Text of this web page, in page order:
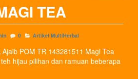
TEA
0 Artikel MultiHerbal
POM TR 143281511 Magi Tea
hijau pilihan dan ramuan beberapa